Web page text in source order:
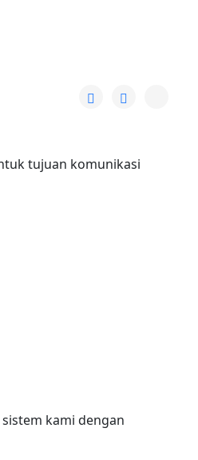
tujuan komunikasi
kami dengan